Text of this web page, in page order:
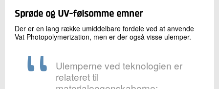
Sprøde og UV-følsomme emner
Der er en lang række umiddelbare fordele ved at anvende
Vat Photopolymerization, men er der også visse ulemper.
Ulemperne ved teknologien er
relateret til